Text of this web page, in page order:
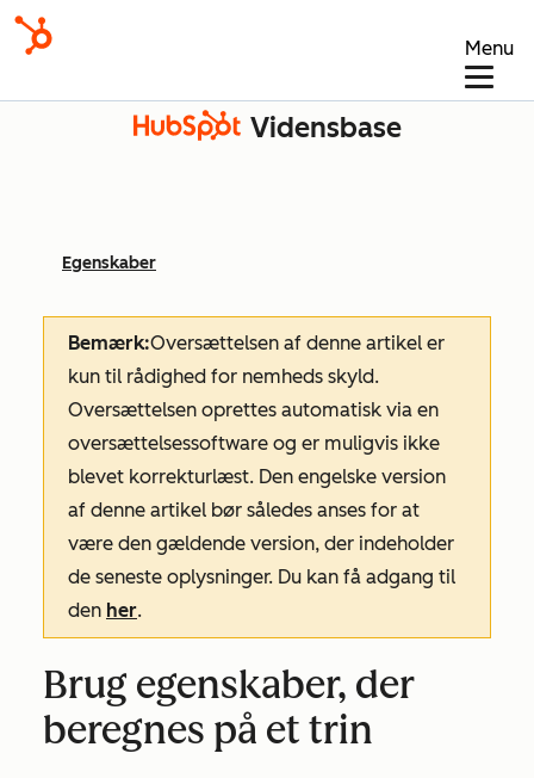
Menu
Vidensbase
Egenskaber
Bemærk:Oversættelsen af denne artikel er
kun til rådighed for nemheds skyld.
Oversættelsen oprettes automatisk via en
oversættelsessoftware og er muligvis ikke
blevet korrekturlæst. Den engelske version
af denne artikel bør således anses for at
være den gældende version, der indeholder
de seneste oplysninger. Du kan få adgang til
den her.
Brug egenskaber, der
beregnes på et trin